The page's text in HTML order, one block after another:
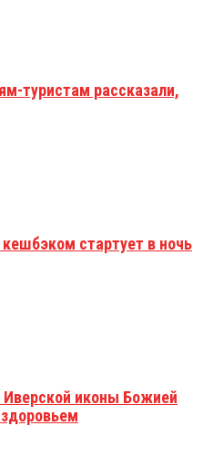
туристам рассказали,
стартует в ночь
Иверской иконы Божией